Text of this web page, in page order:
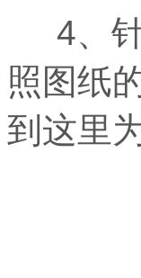
4、
照图纸
到这里